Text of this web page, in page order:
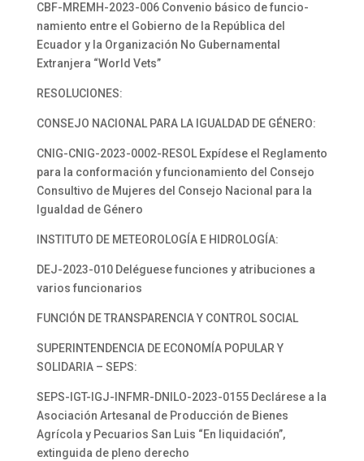
CBF-MREMH-2023-006 Convenio básico de funcio-
namiento entre el Gobierno de la República del
Ecuador y la Organización No Gubernamental
Extranjera “World Vets”
RESOLUCIONES:
CONSEJO NACIONAL PARA LA IGUALDAD DE GÉNERO:
CNIG-CNIG-2023-0002-RESOL Expídese el Reglamento
para la conformación y funcionamiento del Consejo
Consultivo de Mujeres del Consejo Nacional para la
Igualdad de Género
INSTITUTO DE METEOROLOGÍA E HIDROLOGÍA:
DEJ-2023-010 Deléguese funciones y atribuciones a
varios funcionarios
FUNCIÓN DE TRANSPARENCIA Y CONTROL SOCIAL
SUPERINTENDENCIA DE ECONOMÍA POPULAR Y
SOLIDARIA – SEPS:
SEPS-IGT-IGJ-INFMR-DNILO-2023-0155 Declárese a la
Asociación Artesanal de Producción de Bienes
Agrícola y Pecuarios San Luis “En liquidación”,
extinguida de pleno derecho